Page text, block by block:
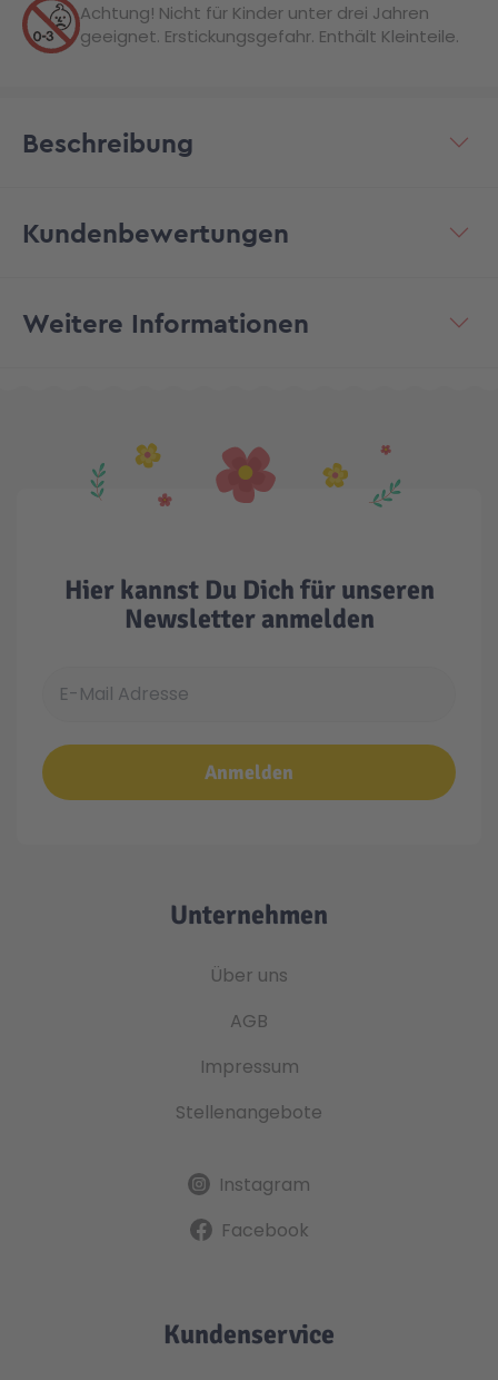
Achtung! Nicht für Kinder unter drei Jahren
geeignet. Erstickungsgefahr. Enthält Kleinteile.
Beschreibung
Kundenbewertungen
Weitere Informationen
Hier kannst Du Dich für unseren
Newsletter anmelden
Anmelden
Unternehmen
Über uns
AGB
Impressum
Stellenangebote
Instagram
Facebook
Kundenservice